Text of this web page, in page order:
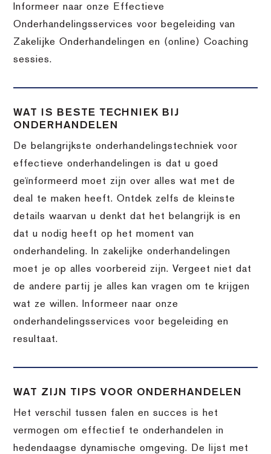
Informeer naar onze Effectieve
Onderhandelingsservices voor begeleiding van
Zakelijke Onderhandelingen en (online) Coaching
sessies.
WAT IS BESTE TECHNIEK BIJ
ONDERHANDELEN
De belangrijkste onderhandelingstechniek voor
effectieve onderhandelingen is dat u goed
geïnformeerd moet zijn over alles wat met de
deal te maken heeft. Ontdek zelfs de kleinste
details waarvan u denkt dat het belangrijk is en
dat u nodig heeft op het moment van
onderhandeling. In zakelijke onderhandelingen
moet je op alles voorbereid zijn. Vergeet niet dat
de andere partij je alles kan vragen om te krijgen
wat ze willen. Informeer naar onze
onderhandelingsservices voor begeleiding en
resultaat.
WAT ZIJN TIPS VOOR ONDERHANDELEN
Het verschil tussen falen en succes is het
vermogen om effectief te onderhandelen in
hedendaagse dynamische omgeving. De lijst met